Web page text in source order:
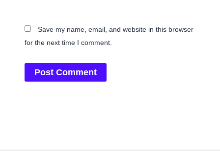
Save my name, email, and website in this browser
for the next time I comment.